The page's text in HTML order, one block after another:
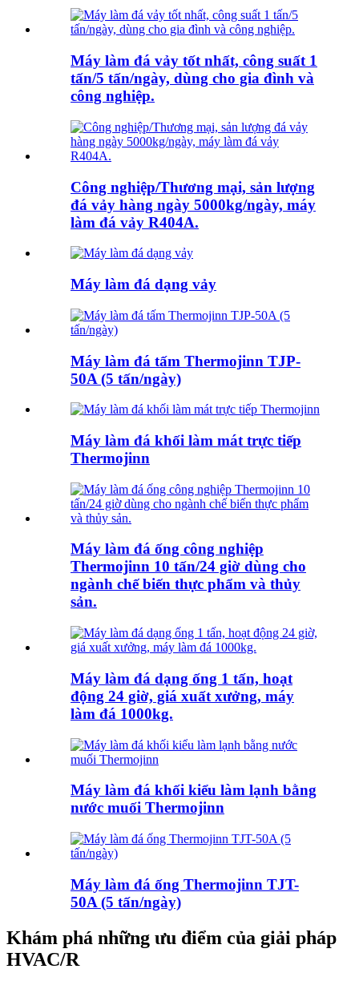
Máy làm đá vảy tốt nhất, công suất 1
tấn/5 tấn/ngày, dùng cho gia đình và
công nghiệp.
Công nghiệp/Thương mại, sản lượng
đá vảy hàng ngày 5000kg/ngày, máy
làm đá vảy R404A.
Máy làm đá dạng vảy
Máy làm đá tấm Thermojinn TJP-
50A (5 tấn/ngày)
Máy làm đá khối làm mát trực tiếp
Thermojinn
Máy làm đá ống công nghiệp
Thermojinn 10 tấn/24 giờ dùng cho
ngành chế biến thực phẩm và thủy
sản.
Máy làm đá dạng ống 1 tấn, hoạt
động 24 giờ, giá xuất xưởng, máy
làm đá 1000kg.
Máy làm đá khối kiểu làm lạnh bằng
nước muối Thermojinn
Máy làm đá ống Thermojinn TJT-
50A (5 tấn/ngày)
Khám phá những ưu điểm của giải pháp
HVAC/R